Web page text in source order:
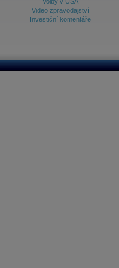
Video zpravodajství
Investiční komentáře